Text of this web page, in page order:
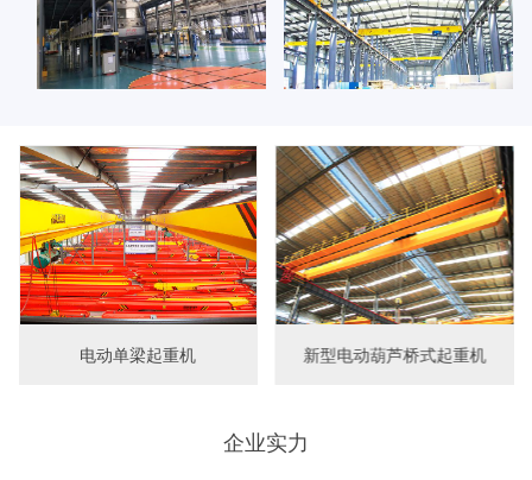
新型电动葫芦桥式起重机 新型电动吊钩桥式起重机
企业实力